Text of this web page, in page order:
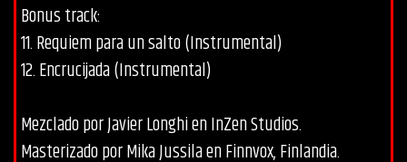
Bonus track:
11. Requiem para un salto (Instrumental)
12. Encrucijada (Instrumental)
Mezclado por Javier Longhi en InZen Studios.
Masterizado por Mika Jussila en Finnvox, Finlandia.